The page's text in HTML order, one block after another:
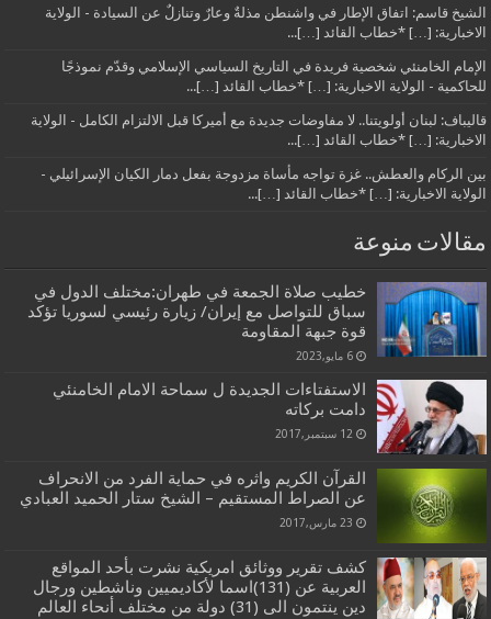
الشيخ قاسم: اتفاق الإطار في واشنطن مذلةٌ وعارٌ وتنازلٌ عن السيادة - الولاية
الاخبارية: […] *خطاب القائد […]...
الإمام الخامنئي شخصية فريدة في التاريخ السياسي الإسلامي وقدّم نموذجًا
للحاكمية - الولاية الاخبارية: […] *خطاب القائد […]...
قاليباف: لبنان أولويتنا.. لا مفاوضات جديدة مع أميركا قبل الالتزام الكامل - الولاية
الاخبارية: […] *خطاب القائد […]...
بين الركام والعطش.. غزة تواجه مأساة مزدوجة بفعل دمار الكيان الإسرائيلي -
الولاية الاخبارية: […] *خطاب القائد […]...
مقالات منوعة
خطيب صلاة الجمعة في طهران:مختلف الدول في
سباق للتواصل مع إيران/ زيارة رئيسي لسوريا تؤكد
قوة جبهة المقاومة
6 مايو,2023
الاستفتاءات الجديدة ل سماحة الامام الخامنئي
دامت بركاته
12 سبتمبر,2017
القرآن الكريم واثره في حماية الفرد من الانحراف
عن الصراط المستقيم – الشيخ ستار الحميد العبادي
23 مارس,2017
كشف تقرير ووثائق امريكية نشرت بأحد المواقع
العربية عن (131)اسما لأكاديميين وناشطين ورجال
دين ينتمون الى (31) دولة من مختلف أنحاء العالم